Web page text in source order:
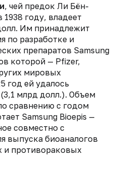
, чей предок Ли Бён-
1938 году, владеет
Им принадлежит
по разработке и
препаратов Samsung
которой — Pfizer,
мировых
год ей удалось
млрд долл.). Объем
сравнению с годом
Samsung Bioepis —
совместно с
выпуска биоаналогов
и противораковых